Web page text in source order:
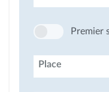
Premier
Place